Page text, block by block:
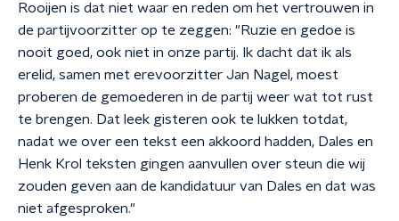
Rooijen is dat niet waar en reden om het vertrouwen in
de partijvoorzitter op te zeggen: "Ruzie en gedoe is
nooit goed, ook niet in onze partij. Ik dacht dat ik als
erelid, samen met erevoorzitter Jan Nagel, moest
proberen de gemoederen in de partij weer wat tot rust
te brengen. Dat leek gisteren ook te lukken totdat,
nadat we over een tekst een akkoord hadden, Dales en
Henk Krol teksten gingen aanvullen over steun die wij
zouden geven aan de kandidatuur van Dales en dat was
niet afgesproken."